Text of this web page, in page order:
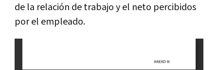
de la relación de trabajo y el neto percibidos
por el empleado.